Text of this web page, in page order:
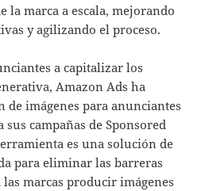
la marca a escala, mejorando
y agilizando el proceso.
a capitalizar los
Amazon Ads ha
de imágenes para anunciantes
campañas de Sponsored
es una solución de
para eliminar las barreras
marcas producir imágenes